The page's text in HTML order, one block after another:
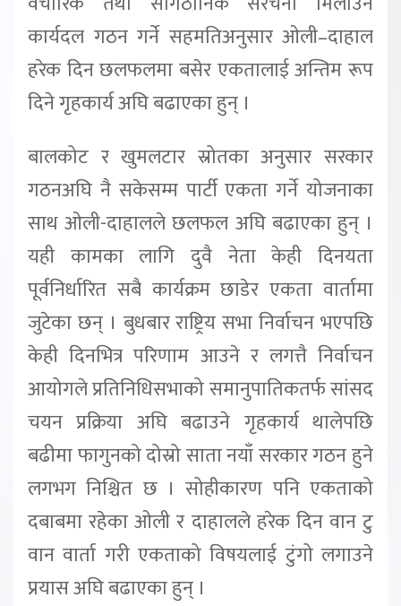
कार्यदल गठन गर्ने सहमतिअनुसार ओली–दाहाल
हरेक दिन छलफलमा बसेर एकतालाई अन्तिम रूप
दिने गृहकार्य अघि बढाएका हुन् ।
बालकोट र खुमलटार स्रोतका अनुसार सरकार
गठनअघि नै सकेसम्म पार्टी एकता गर्ने योजनाका
साथ ओली-दाहालले छलफल अघि बढाएका हुन् ।
यही कामका लागि दुवै नेता केही दिनयता
पूर्वनिर्धारित सबै कार्यक्रम छाडेर एकता वार्तामा
जुटेका छन् । बुधबार राष्ट्रिय सभा निर्वाचन भएपछि
केही दिनभित्र परिणाम आउने र लगत्तै निर्वाचन
आयोगले प्रतिनिधिसभाको समानुपातिकतर्फ सांसद
चयन प्रक्रिया अघि बढाउने गृहकार्य थालेपछि
बढीमा फागुनको दोस्रो साता नयाँ सरकार गठन हुने
लगभग निश्चित छ । सोहीकारण पनि एकताको
दबाबमा रहेका ओली र दाहालले हरेक दिन वान टु
वान वार्ता गरी एकताको विषयलाई टुंगो लगाउने
प्रयास अघि बढाएका हुन् ।